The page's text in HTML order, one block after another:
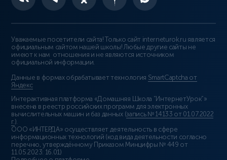
Уважаемые посетители сайта! Только сайт interneturok.ru является
официальным сайтом нашей школы! Любые другие сайты не
имеют к нам отношения и не являются источником
официальной информации.
Данные в формах обрабатывает технология SmartCaptcha от
Яндекс
Интерактивная платформа «Домашняя Школа “ИнтернетУрок”»
внесена в реестр российских программ для электронных
вычислительных машин и баз данных (запись № 14133 от 01.07.2022
г.).
ООО «ИНТЕРДА» осуществляет деятельность в сфере
информационных технологий (код вида деятельности согласно
перечню, утверждённому Приказом Минцифры № 449 от
11.05.2023: 16.01)